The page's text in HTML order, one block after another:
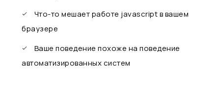
Что-то мешает работе javascript в вашем
браузере
Ваше поведение похоже на поведение
автоматизированных систем